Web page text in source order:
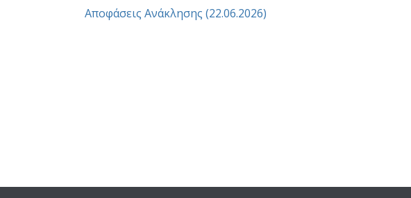
Αποφάσεις Ανάκλησης (22.06.2026)